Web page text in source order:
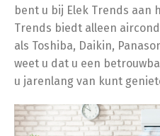
bent u bij Elek Trends aan
Trends biedt alleen
als Toshiba, Daikin,
weet u dat u een
u jarenlang van kunt